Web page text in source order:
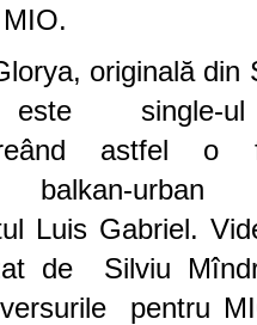
originală din
este single-
astfel o
balkan-urban
Luis Gabriel.
de Silviu Mî
pentru